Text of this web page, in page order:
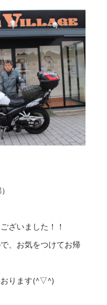
ざいました！！
、お気をつけてお帰
おります(^▽^)